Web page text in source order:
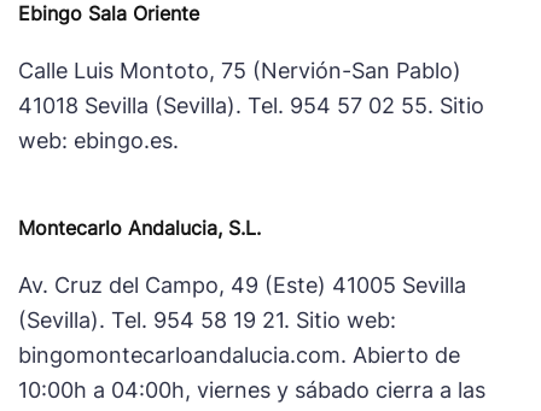
Ebingo Sala Oriente
Calle Luis Montoto, 75 (Nervión-San Pablo)
41018 Sevilla (Sevilla). Tel. 954 57 02 55. Sitio
web: ebingo.es.
Montecarlo Andalucia, S.L.
Av. Cruz del Campo, 49 (Este) 41005 Sevilla
(Sevilla). Tel. 954 58 19 21. Sitio web:
bingomontecarloandalucia.com. Abierto de
10:00h a 04:00h, viernes y sábado cierra a las